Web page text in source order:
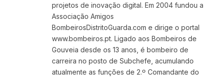
projetos de inovação digital. Em 2004 fundou a
Associação Amigos
BombeirosDistritoGuarda.com e dirige o portal
www.bombeiros.pt. Ligado aos Bombeiros de
Gouveia desde os 13 anos, é bombeiro de
carreira no posto de Subchefe, acumulando
atualmente as funções de 2.º Comandante do